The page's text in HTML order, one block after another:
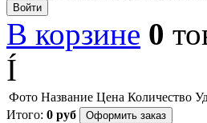
Войти
В корзине 0
Í
Фото Название Цена Количество
Итого: 0 руб Оформить заказ